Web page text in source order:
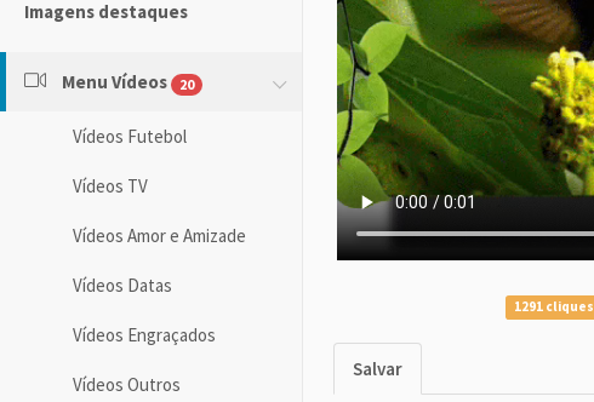
Imagens destaques
Menu Vídeos 20
Vídeos Futebol
Vídeos TV
Vídeos Amor e Amizade
Vídeos Datas
Vídeos Engraçados
Vídeos Outros
1291 cliques
Salvar